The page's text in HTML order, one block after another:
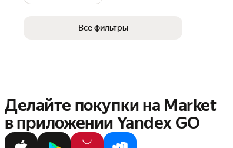
Все фильтры
Делайте покупки на Market
в приложении Yandex GO